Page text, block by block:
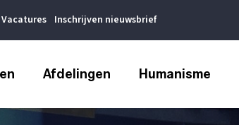
Vacatures Inschrijven nieuwsbrief
Afdelingen Humanisme